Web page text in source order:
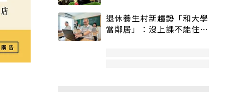
退休養生村新趨勢「和大學
當鄰居」：沒上課不能住、